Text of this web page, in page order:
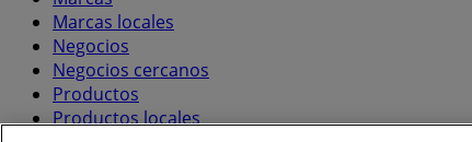
Marcas locales
Negocios
Negocios cercanos
Productos
Productos locales